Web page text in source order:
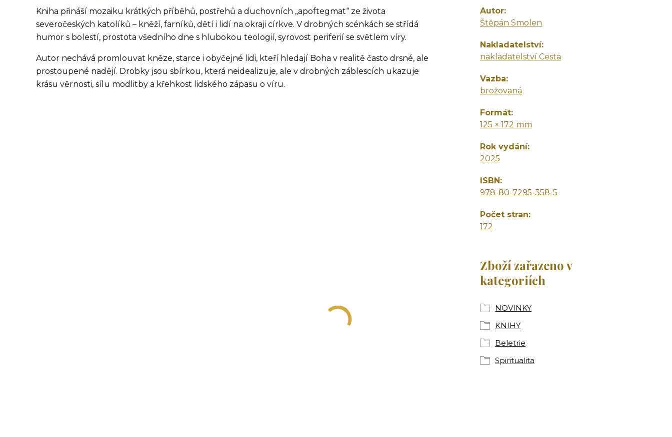
Kniha přináší mozaiku krátkých příběhů, postřehů a duchovních „apoftegmat“ ze života
severočeských katolíků – kněží, farníků, dětí i lidí na okraji církve. V drobných scénkách se střídá
humor s bolestí, prostota všedního dne s hlubokou teologií, syrovost periferií se světlem víry.
Autor nechává promlouvat kněze, starce i obyčejné lidi, kteří hledají Boha v realitě často drsné, ale
prostoupené nadějí. Drobky jsou sbírkou, která neidealizuje, ale v drobných záblescích ukazuje
krásu věrnosti, sílu modlitby a křehkost lidského zápasu o víru.
Autor
Štěpán Smolen
Nakladatelství
nakladatelství Cesta
Vazba
brožovaná
Formát
125 × 172 mm
Rok vydání
2025
ISBN
978-80-7295-358-5
Počet stran
172
Zboží zařazeno v
kategoriích
NOVINKY
KNIHY
Beletrie
Spiritualita